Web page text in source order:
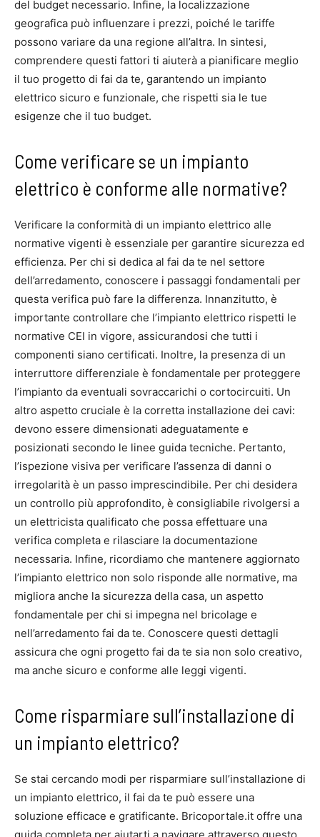
del budget necessario. Infine, la localizzazione
geografica può influenzare i prezzi, poiché le tariffe
possono variare da una regione all’altra. In sintesi,
comprendere questi fattori ti aiuterà a pianificare meglio
il tuo progetto di fai da te, garantendo un impianto
elettrico sicuro e funzionale, che rispetti sia le tue
esigenze che il tuo budget.
Come verificare se un impianto
elettrico è conforme alle normative?
Verificare la conformità di un impianto elettrico alle
normative vigenti è essenziale per garantire sicurezza ed
efficienza. Per chi si dedica al fai da te nel settore
dell’arredamento, conoscere i passaggi fondamentali per
questa verifica può fare la differenza. Innanzitutto, è
importante controllare che l’impianto elettrico rispetti le
normative CEI in vigore, assicurandosi che tutti i
componenti siano certificati. Inoltre, la presenza di un
interruttore differenziale è fondamentale per proteggere
l’impianto da eventuali sovraccarichi o cortocircuiti. Un
altro aspetto cruciale è la corretta installazione dei cavi:
devono essere dimensionati adeguatamente e
posizionati secondo le linee guida tecniche. Pertanto,
l’ispezione visiva per verificare l’assenza di danni o
irregolarità è un passo imprescindibile. Per chi desidera
un controllo più approfondito, è consigliabile rivolgersi a
un elettricista qualificato che possa effettuare una
verifica completa e rilasciare la documentazione
necessaria. Infine, ricordiamo che mantenere aggiornato
l’impianto elettrico non solo risponde alle normative, ma
migliora anche la sicurezza della casa, un aspetto
fondamentale per chi si impegna nel bricolage e
nell’arredamento fai da te. Conoscere questi dettagli
assicura che ogni progetto fai da te sia non solo creativo,
ma anche sicuro e conforme alle leggi vigenti.
Come risparmiare sull’installazione di
un impianto elettrico?
Se stai cercando modi per risparmiare sull’installazione di
un impianto elettrico, il fai da te può essere una
soluzione efficace e gratificante. Bricoportale.it offre una